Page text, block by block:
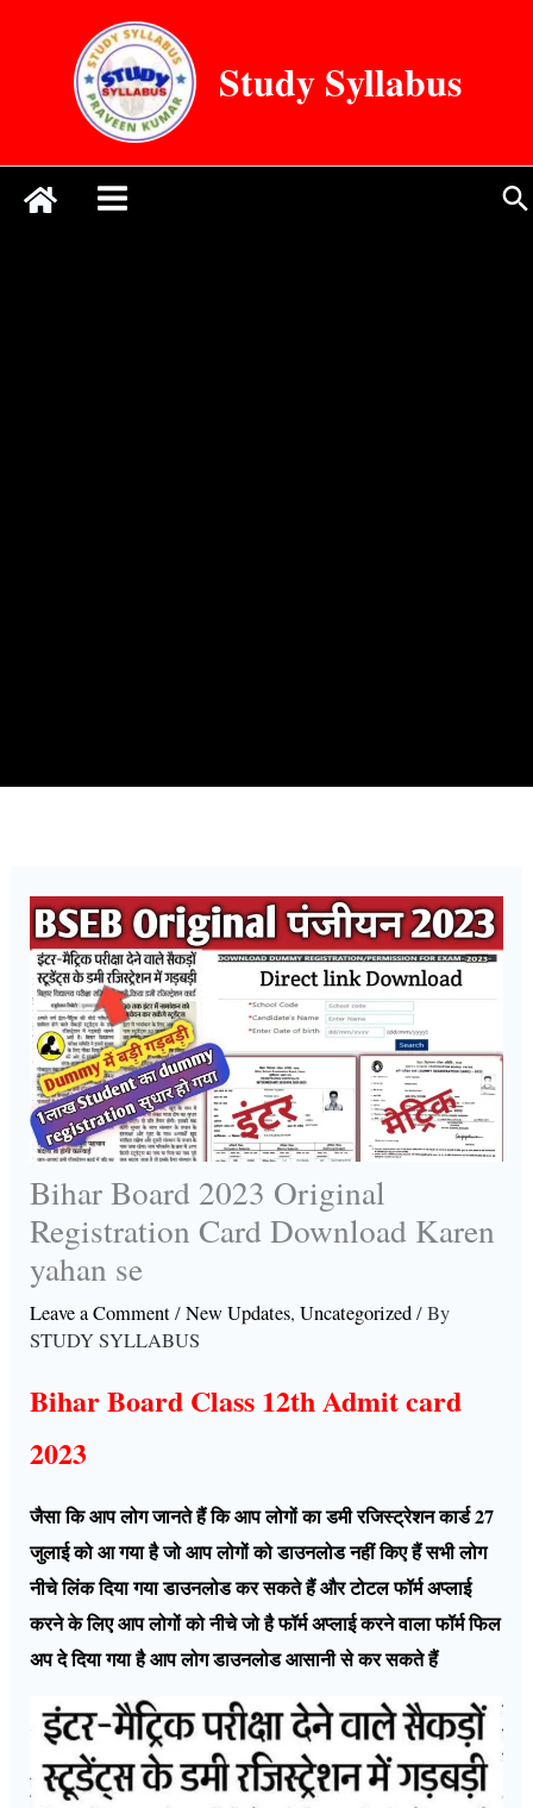
Study Syllabus
Bihar Board 2023 Original
Registration Card Download Karen
yahan se
Leave a Comment/New Updates,Uncategorized/ By
STUDY SYLLABUS
Bihar Board Class 12th Admit card
2023
जैसा कि आप लोग जानते हैं कि आप लोगों का डमी रजिस्ट्रेशन कार्ड 27
जुलाई को आ गया है जो आप लोगों को डाउनलोड नहीं किए हैं सभी लोग
नीचे लिंक दिया गया डाउनलोड कर सकते हैं और टोटल फॉर्म अप्लाई
करने के लिए आप लोगों को नीचे जो है फॉर्म अप्लाई करने वाला फॉर्म फिल
अप दे दिया गया है आप लोग डाउनलोड आसानी से कर सकते हैं